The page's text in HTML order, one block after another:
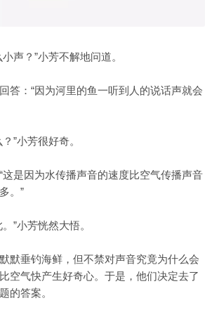
声？”小芳不解地问道。
答：“因为河里的鱼一听到人的说话声就会
”小芳很好奇。
这是因为水传播声音的速度比空气传播声音
。”
”小芳恍然大悟。
默垂钓海鲜，但不禁对声音究竟为什么会
空气快产生好奇心。于是，他们决定去了
的答案。